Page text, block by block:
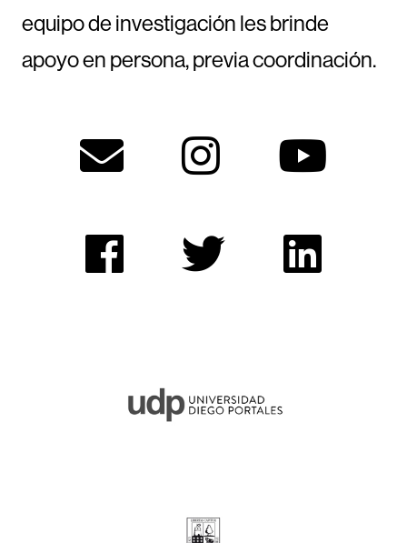
equipo de investigación les brinde
apoyo en persona, previa coordinación.